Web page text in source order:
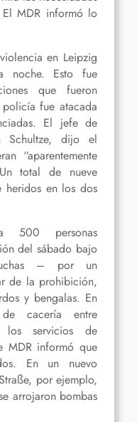
MDR informó lo
en Leipzig
noche. Esto fue
que fueron
fue atacada
El jefe de
Schultze, dijo el
“aparentemente
total de nueve
heridos en los dos
500 personas
del sábado bajo
– por un
de la prohibición,
y bengalas. En
cacería entre
los servicios de
MDR informó que
En un nuevo
por ejemplo,
arrojaron bombas